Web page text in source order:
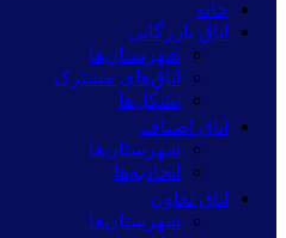
خانه
اتاق بازرگانی
شهرستان‌ها
اتاق‌های مشترک
تشکل‌ها
اتاق اصناف
شهرستان‌ها
اتحادیه‌ها
اتاق تعاون
شهرستان‌ها